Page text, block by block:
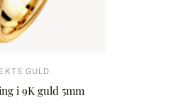
GULD
i 9K guld 5mm